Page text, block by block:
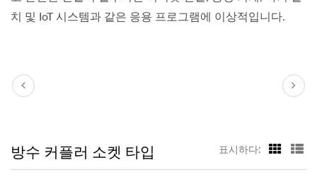
치 및 IoT 시스템과 같은 응용 프로그램에 이상적입니다.
방수 커플러 소켓 타입 표시하다: